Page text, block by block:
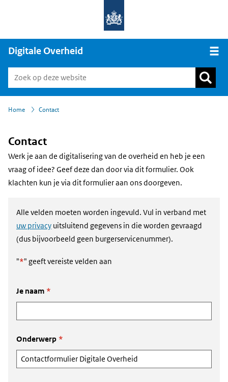
Digitale Overheid
Home
› Contact
Contact
Werk je aan de digitalisering van de overheid en heb je een
vraag of idee? Geef deze dan door via dit formulier. Ook
klachten kun je via dit formulier aan ons doorgeven.
Alle velden moeten worden ingevuld. Vul in verband met
uw privacy uitsluitend gegevens in die worden gevraagd
(dus bijvoorbeeld geen burgerservicenummer).
"*" geeft vereiste velden aan
Je naam *
Onderwerp *